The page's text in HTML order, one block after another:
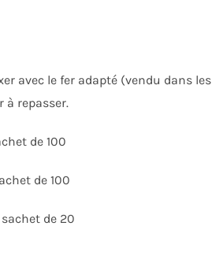
avec le fer adapté (vendu dans les
à repasser.
de 100
de 100
de 20